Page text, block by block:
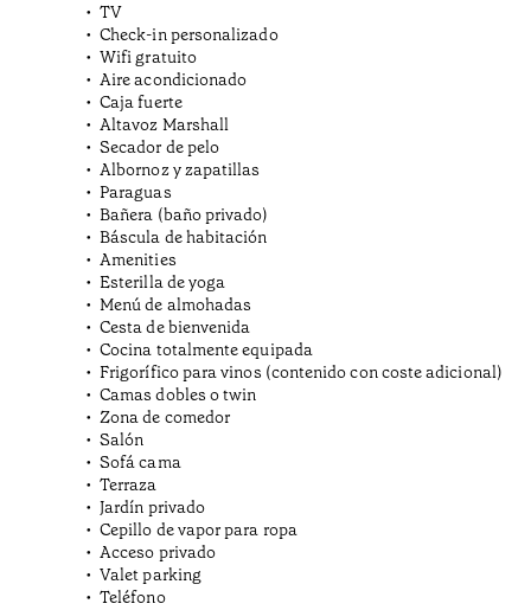
TV
Check-in personalizado
Wifi gratuito
Aire acondicionado
Caja fuerte
Altavoz Marshall
Secador de pelo
Albornoz y zapatillas
Paraguas
Bañera (baño privado)
Báscula de habitación
Amenities
Esterilla de yoga
Menú de almohadas
Cesta de bienvenida
Cocina totalmente equipada
Frigorífico para vinos (contenido con coste adicional)
Camas dobles o twin
Zona de comedor
Salón
Sofá cama
Terraza
Jardín privado
Cepillo de vapor para ropa
Acceso privado
Valet parking
Teléfono